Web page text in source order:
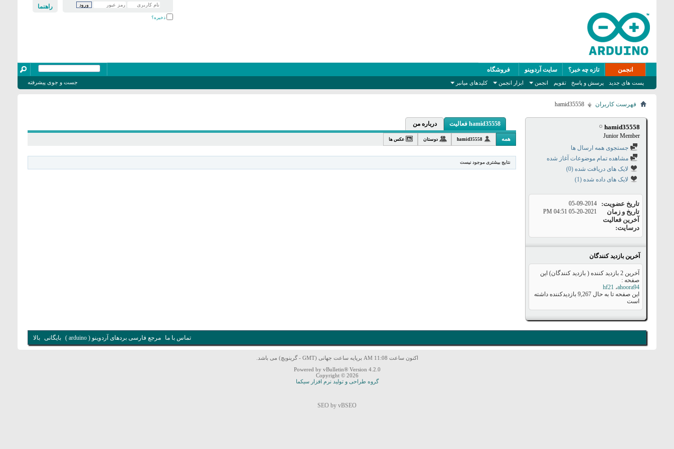
راهنما
ذخیره؟
انجمن
پست های جدید پرسش و پاسخ تقویم انجمن ابزار انجمن کلیدهای میانبر
تازه چه خبر؟ سایت آردوینو فروشگاه
جست و جوی پیشرفته
فهرست کاربران hamid35558
hamid35558
Junior Member
جستجوی همه ارسال ها
مشاهده تمام موضوعات آغاز شده
لایک های دریافت شده (0)
لایک های داده شده (1)
تاریخ عضویت 05-09-2014
تاریخ و زمان
آخرین فعالیت
درسایت
05-20-2021
04:51 PM
آخرین بازدید کنندگان
آخرین 2 بازدید کننده ( بازدید کنندگان) این
صفحه :
ahoora94، hf21
این صفحه تا به حال 9,267 بازدیدکننده داشته
است
hamid35558 فعالیت درباره من
همه hamid35558 دوستان عکس ها
نتایج بیشتری موجود نیست
تماس با ما مرجع فارسی بردهای آردوینو ( arduino ) بایگانی بالا
اکنون ساعت 11:08 AM برپایه ساعت جهانی (GMT - گرینویچ) می باشد.
Powered by vBulletin® Version 4.2.0
Copyright © 2026
گروه طراحی و تولید نرم افزار سیکما
SEO by vBSEO